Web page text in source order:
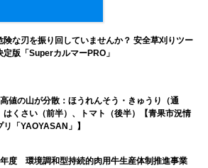
険な刃を振り回していませんか？ 安全草刈りツー
定版「SuperカルマーPRO」
値の山が分散：ほうれんそう・きゅうり（通
はくさい（前半）、トマト（後半）【青果市況情
リ「YAOYASAN」】
度 環境調和型持続的肉用牛生産体制推進事業